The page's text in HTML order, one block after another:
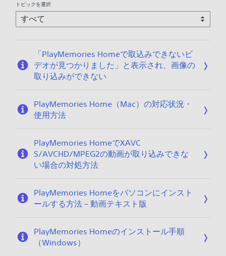
/
0
9
トピックを選択
「PlayMemories Homeで取込みできないビ
デオが見つかりました」と表示され、画像の
取り込みができない
PlayMemories Home（Mac）の対応状況・
使用方法
PlayMemories HomeでXAVC
S/AVCHD/MPEG2の動画が取り込みできな
い場合の対処方法
PlayMemories Homeをパソコンにインスト
ールする方法 – 動画テキスト版
PlayMemories Homeのインストール手順
（Windows）